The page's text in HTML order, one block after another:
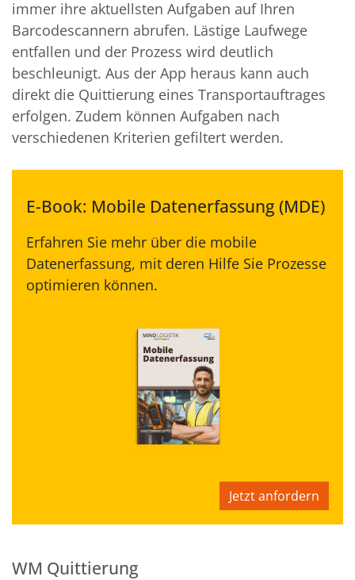
immer ihre aktuellsten Aufgaben auf Ihren
Barcodescannern abrufen. Lästige Laufwege
entfallen und der Prozess wird deutlich
beschleunigt. Aus der App heraus kann auch
direkt die Quittierung eines Transportauftrages
erfolgen. Zudem können Aufgaben nach
verschiedenen Kriterien gefiltert werden.
E-Book: Mobile Datenerfassung (MDE)
Erfahren Sie mehr über die mobile
Datenerfassung, mit deren Hilfe Sie Prozesse
optimieren können.
Jetzt anfordern
WM Quittierung